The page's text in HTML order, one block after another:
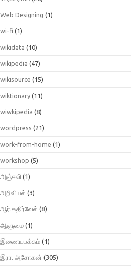
Web Designing (1)
wi-fi (1)
wikidata (10)
wikipedia (47)
wikisource (15)
wiktionary (11)
wiwkipedia (8)
wordpress (21)
work-from-home (1)
workshop (5)
அஞ்சலி (1)
அறிவியல் (3)
ஆர்.கதிர்வேல் (8)
ஆளுமை (1)
இணையபக்கம் (1)
இரா. அசோகன் (305)